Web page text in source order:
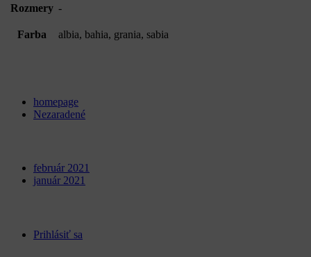
Rozmery -
Farba albia, bahia, grania, sabia
homepage
Nezaradené
február 2021
január 2021
Prihlásiť sa